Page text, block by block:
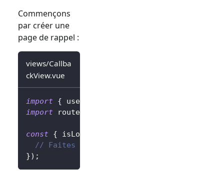
Commençons
par créer une
page de rappel :
views/Callba
ckView.vue
import { useHandleSignInCallback
import router
const { isLoading
// Faites quelque chose une fois
}) ;